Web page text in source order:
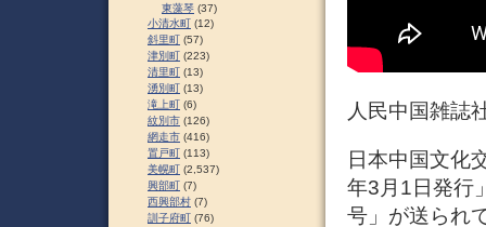
人民中国雑誌
日本中国文化
年3月1日発行
号」が送られ
東藻琴 (37)
小清水町 (12)
斜里町 (57)
津別町 (223)
清里町 (13)
湧別町 (13)
滝上町 (6)
紋別市 (126)
網走市 (416)
置戸町 (113)
美幌町 (2,537)
興部町 (7)
西興部村 (7)
訓子府町 (76)